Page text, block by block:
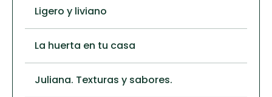
Ligero y liviano
La huerta en tu casa
Juliana. Texturas y sabores.